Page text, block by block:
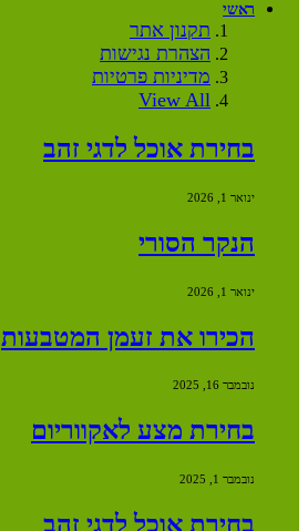
ראשי
תקנון אתר
הצהרת נגישות
מדיניות פרטיות
View All
בחירת אוכל לדגי זהב
ינואר 1, 2026
הנקר הסורי
ינואר 1, 2026
הכירו את זעמן המטבעות
נובמבר 16, 2025
בחירת מצע לאקווריום
נובמבר 1, 2025
בחירת אוכל לדגי זהב